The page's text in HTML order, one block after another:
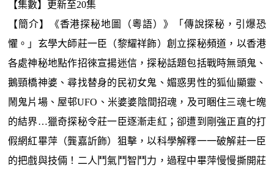
【集數】更新至20集
【簡介】《香港探秘地圖（粵語）》「傳說探秘，引爆恐
懼。」玄學大師莊一臣（黎耀祥飾）創立探秘頻道，以香港
各處神秘地點作招徠宣揚迷信，探秘話題包括戰時無頭鬼、
鵝頸橋神婆、尋找替身的民初女鬼、媚惑男性的狐仙顯靈、
鬧鬼片場、屋邨UFO、米婆婆陰間招魂，及可睏住三魂七魄
的結界…獵奇探秘令莊一臣逐漸走紅；卻遭到剛強正直的打
假網紅畢萍（龔嘉訢飾）狙擊，以科學解釋一一破解莊一臣
的把戲與技倆！二人鬥氣鬥智鬥力，過程中畢萍慢慢撕開莊